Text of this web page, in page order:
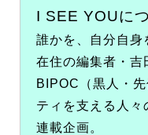
I SEE YOUに
誰かを、自分自身
在住の編集者・吉
BIPOC（黒人・
ティを支える人々
連載企画。